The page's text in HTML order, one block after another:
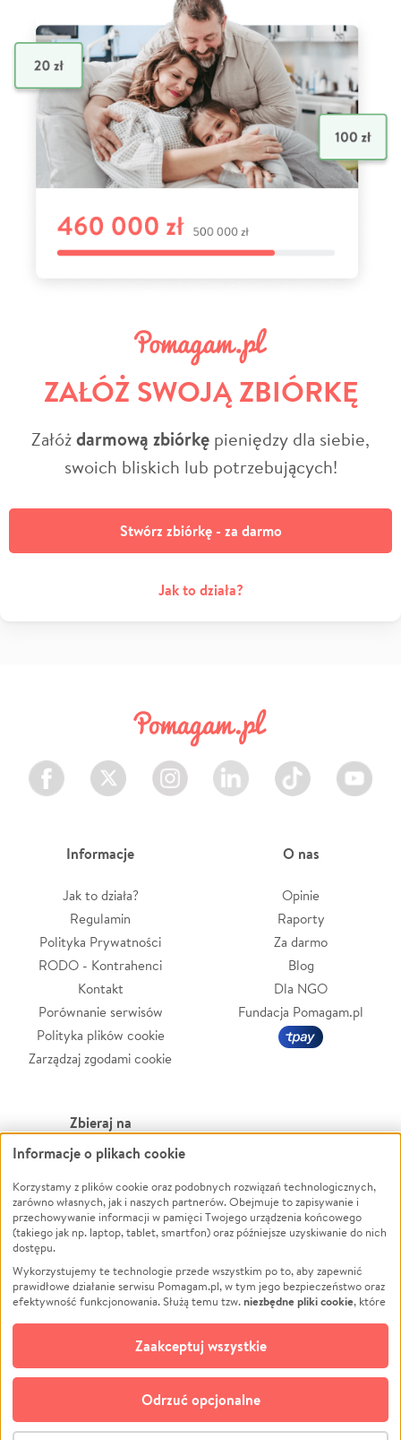
ZAŁÓŻ SWOJĄ ZBIÓRKĘ
Załóżdarmową zbiórkę pieniędzy dla siebie,
swoich bliskich lub potrzebujących!
Stwórz zbiórkę - za darmo
Jak to działa?
Facebook Twitter Instagram LinkedIn TikTok Youtube
Informacje
Jak to działa?
Regulamin
Polityka Prywatności
RODO - Kontrahenci
Kontakt
Porównanie serwisów
Polityka plików cookie
Zarządzaj zgodami cookie
O nas
Opinie
Raporty
Za darmo
Blog
Dla NGO
Fundacja Pomagam.pl
Zbieraj na
Leczenie
Zwierzęta
Pożar
Ukraina
Pomoc Finansowa
Projekty
Pogrzeb
Społeczność lokalna
Kultura
Powódź
Wichura
NGO
Edukacja
Podróż
Impreza
Ochrona środowiska
Biznes
Informacje o plikach cookie
Korzystamy z plików cookie oraz podobnych rozwiązań technologicznych,
zarówno własnych, jak i naszych partnerów. Obejmuje to zapisywanie i
przechowywanie informacji w pamięci Twojego urządzenia końcowego
(takiego jak np. laptop, tablet, smartfon) oraz późniejsze uzyskiwanie do nich
dostępu.
Wykorzystujemy te technologie przede wszystkim po to, aby zapewnić
prawidłowe działanie serwisu Pomagam.pl, w tym jego bezpieczeństwo oraz
efektywność funkcjonowania. Służą temu tzw.niezbędne pliki cookie, które
opcjonalnych plików cookie
technologii do celów analitycznych i retargetingowych. Możesz wyrazić
zgodę na ich stosowanie lub jej odmówić. W dowolnym momencie masz
możliwość zmiany swoich preferencji na stronie „Zarządzaj zgodami cookie”,
do której link znajdziesz w stopce serwisu Pomagam.pl. Opcjonalne pliki
cookie wykorzystywane są w następujących celach:
Odrzuć opcjonalne
Zaakceptuj wszystkie